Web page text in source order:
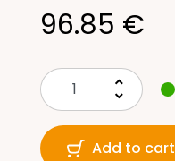
96.85 €
keyboard_arrow_up
keyboard_arrow_down
Add to cart